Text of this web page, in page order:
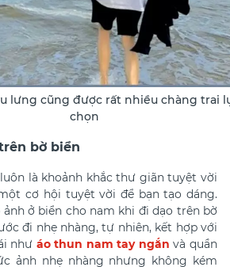
lưng cũng được rất nhiều chàng trai
chọn
bờ biển
là khoảnh khắc thư giãn tuyệt vời
cơ hội tuyệt vời để bạn tạo dáng.
ở biển cho nam khi đi dạo trên bờ
đi nhẹ nhàng, tự nhiên, kết hợp với
như áo thun nam tay ngắn và quần
ảnh nhẹ nhàng nhưng không kém